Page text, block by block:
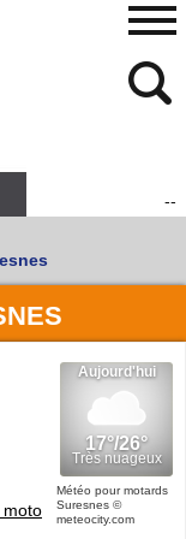
--
SCOOTER
un garage Moto !
& SCOOTER
moto
Météo pour motards
Suresnes ©
meteocity.com